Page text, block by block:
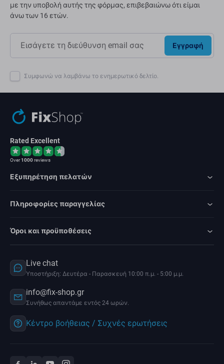
με την υποβολή αυτής της φόρμας, επιβεβαιώνω ότι είμαι
άνω των 16 ετών.
Εγγραφή
Συμφωνώ να λαμβάνω το ενημερωτικό δελτίο.
Rated Excellent
Over1000reviews
Εξυπηρέτηση πελατών
Πληροφορίες παραγγελίας
Όροι και προϋποθέσεις
Live chat
Υποστήριξη: Δευτέρα - Παρασκευή 10:00 π.μ. - 5:00 μ.μ.
info@fix-shop.gr
Συνήθως απαντάμε εντός 24 ωρών.
Κέντρο βοήθειας / Συχνές ερωτήσεις